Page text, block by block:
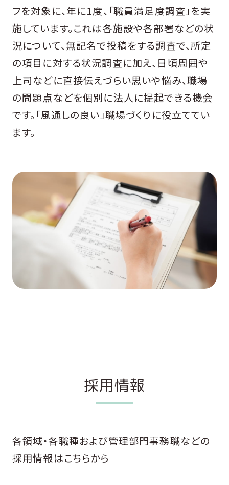
フを対象に、年に1度、「職員満足度調査」を実
施しています。これは各施設や各部署などの状
況について、無記名で投稿をする調査で、所定
の項目に対する状況調査に加え、日頃周囲や
上司などに直接伝えづらい思いや悩み、職場
の問題点などを個別に法人に提起できる機会
です。「風通しの良い」職場づくりに役立ててい
ます。
採用情報
各領域・各職種および管理部門事務職などの
採用情報はこちらから